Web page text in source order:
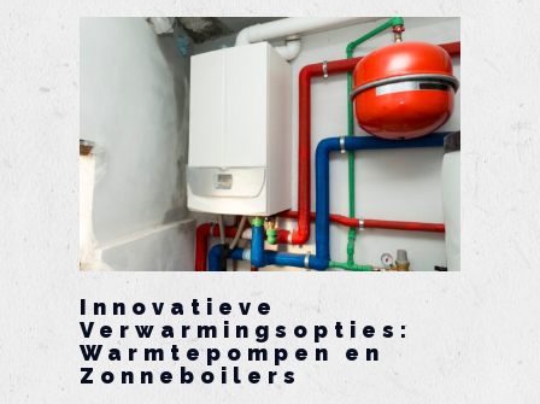
Innovatieve
Verwarmingsopties:
Warmtepompen en
Zonneboilers